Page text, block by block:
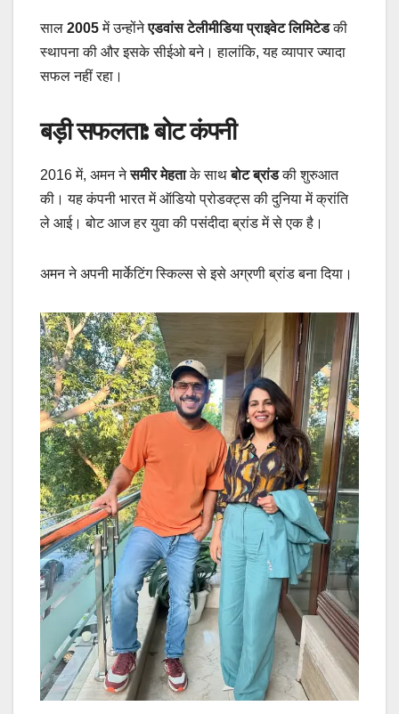
साल 2005में उन्होंनेएडवांस टेलीमीडिया प्राइवेट लिमिटेडकी
स्थापना की और इसके सीईओ बने। हालांकि, यह व्यापार ज्यादा
सफल नहीं रहा।
बड़ी सफलता: बोट कंपनी
2016 में, अमन नेसमीर मेहताके साथबोट ब्रांडकी शुरुआत
की। यह कंपनी भारत में ऑडियो प्रोडक्ट्स की दुनिया में क्रांति
ले आई। बोट आज हर युवा की पसंदीदा ब्रांड में से एक है।
अमन ने अपनी मार्केटिंग स्किल्स से इसे अग्रणी ब्रांड बना दिया।